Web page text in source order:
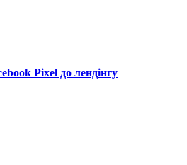
Pixel до лендінгу